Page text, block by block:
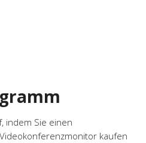
indem Sie einen
kaufen